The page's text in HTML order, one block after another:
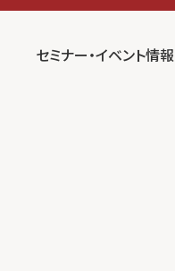
セミナー・イベント情報